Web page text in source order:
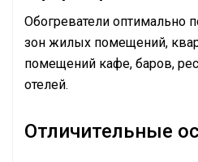
Обогреватели оптимально
зон жилых помещений,
помещений кафе, баров,
отелей.
Отличительные